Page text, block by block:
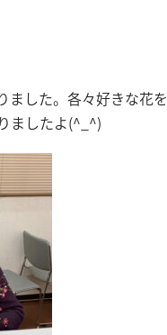
ました。各々好きな花を
ましたよ(^_^)